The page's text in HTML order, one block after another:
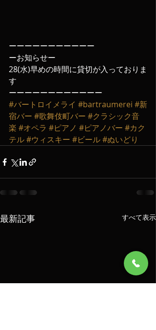
ーーーーーーーーーーー
ーお知らせー
28(水)早めの時間に貸切が入っておりま
す
ーーーーーーーーーーーー
#バートロイメライ #bartraumerei #新
宿バー #歌舞伎町バー #クラシック音
楽 #オペラ #ピアノ #ピアノバー #カク
テル#ウィスキー #ビール#ぬいどり
最新記事 すべて表示